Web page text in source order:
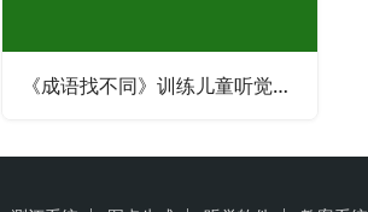
《成语找不同》训练儿童听觉专注力-听觉注意力